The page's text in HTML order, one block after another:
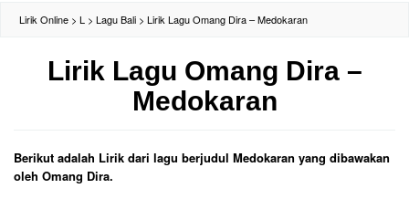
Lirik Online > L > Lagu Bali > Lirik Lagu Omang Dira – Medokaran
Lirik Lagu Omang Dira –
Medokaran
Berikut adalah Lirik dari lagu berjudul Medokaran yang dibawakan
oleh Omang Dira.